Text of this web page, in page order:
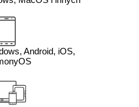
Android, iOS,